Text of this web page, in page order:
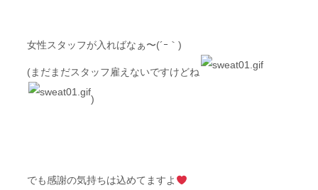
女性スタッフが入ればなぁ〜(´ｰ｀)
(まだまだスタッフ雇えないですけどね
)
でも感謝の気持ちは込めてますよ